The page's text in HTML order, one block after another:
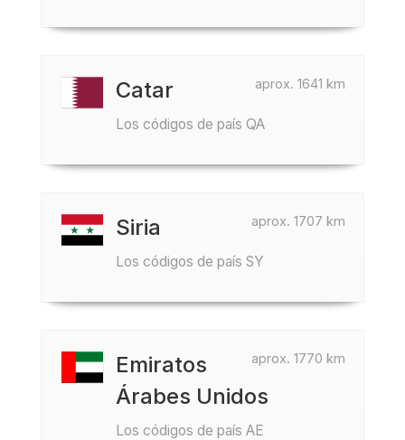
aprox. 1641 km
Catar
Los códigos de país QA
aprox. 1707 km
Siria
Los códigos de país SY
aprox. 1770 km
Emiratos
Árabes Unidos
Los códigos de país AE